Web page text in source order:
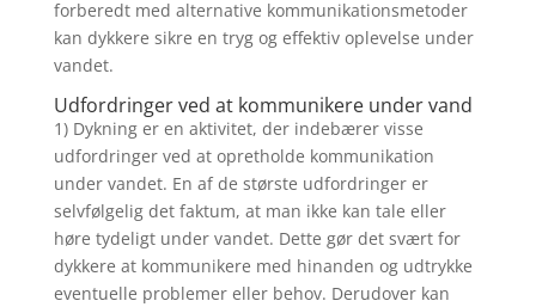
forberedt med alternative kommunikationsmetoder
kan dykkere sikre en tryg og effektiv oplevelse under
vandet.
Udfordringer ved at kommunikere under vand
1) Dykning er en aktivitet, der indebærer visse
udfordringer ved at opretholde kommunikation
under vandet. En af de største udfordringer er
selvfølgelig det faktum, at man ikke kan tale eller
høre tydeligt under vandet. Dette gør det svært for
dykkere at kommunikere med hinanden og udtrykke
eventuelle problemer eller behov. Derudover kan